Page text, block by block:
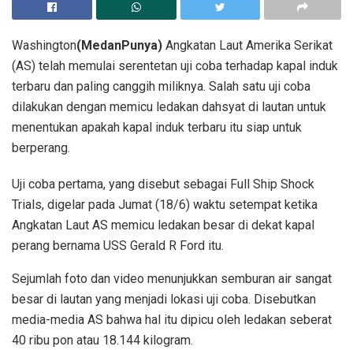
Washington(MedanPunya) Angkatan Laut Amerika Serikat
(AS) telah memulai serentetan uji coba terhadap kapal induk
terbaru dan paling canggih miliknya. Salah satu uji coba
dilakukan dengan memicu ledakan dahsyat di lautan untuk
menentukan apakah kapal induk terbaru itu siap untuk
berperang.
Uji coba pertama, yang disebut sebagai Full Ship Shock
Trials, digelar pada Jumat (18/6) waktu setempat ketika
Angkatan Laut AS memicu ledakan besar di dekat kapal
perang bernama USS Gerald R Ford itu.
Sejumlah foto dan video menunjukkan semburan air sangat
besar di lautan yang menjadi lokasi uji coba. Disebutkan
media-media AS bahwa hal itu dipicu oleh ledakan seberat
40 ribu pon atau 18.144 kilogram.